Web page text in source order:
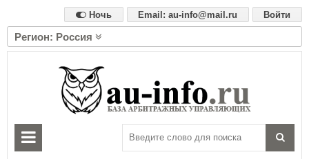
Войти
Email: au-info@mail.ru
Ночь
Регион: Россия
Алтайский край
Амурская область
Архангельская область
Астраханская область
Б